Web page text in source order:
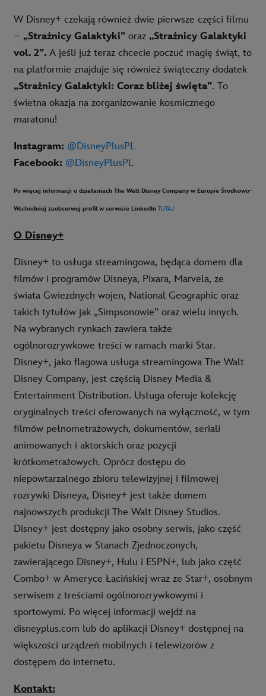
W Disney+ czekają również dwie pierwsze części filmu
– „Strażnicy Galaktyki” oraz „Strażnicy Galaktyki
vol. 2”. A jeśli już teraz chcecie poczuć magię świąt, to
na platformie znajduje się również świąteczny dodatek
„Strażnicy Galaktyki: Coraz bliżej święta”. To
świetna okazja na zorganizowanie kosmicznego
maratonu!
Instagram: @DisneyPlusPL
Facebook: @DisneyPlusPL
Po więcej informacji o działaniach The Walt Disney Company w Europie Środkowo-
Wschodniej zaobserwuj profil w serwisie LinkedIn TUTAJ
O Disney+
Disney+ to usługa streamingowa, będąca domem dla
filmów i programów Disneya, Pixara, Marvela, ze
świata Gwiezdnych wojen, National Geographic oraz
takich tytułów jak „Simpsonowie” oraz wielu innych.
Na wybranych rynkach zawiera także
ogólnorozrywkowe treści w ramach marki Star.
Disney+, jako flagowa usługa streamingowa The Walt
Disney Company, jest częścią Disney Media &
Entertainment Distribution. Usługa oferuje kolekcję
oryginalnych treści oferowanych na wyłączność, w tym
filmów pełnometrażowych, dokumentów, seriali
animowanych i aktorskich oraz pozycji
krótkometrażowych. Oprócz dostępu do
niepowtarzalnego zbioru telewizyjnej i filmowej
rozrywki Disneya, Disney+ jest także domem
najnowszych produkcji The Walt Disney Studios.
Disney+ jest dostępny jako osobny serwis, jako część
pakietu Disneya w Stanach Zjednoczonych,
zawierającego Disney+, Hulu i ESPN+, lub jako część
Combo+ w Ameryce Łacińskiej wraz ze Star+, osobnym
serwisem z treściami ogólnorozrywkowymi i
sportowymi. Po więcej informacji wejdź na
disneyplus.com lub do aplikacji Disney+ dostępnej na
większości urządzeń mobilnych i telewizorów z
dostępem do internetu.
Kontakt: